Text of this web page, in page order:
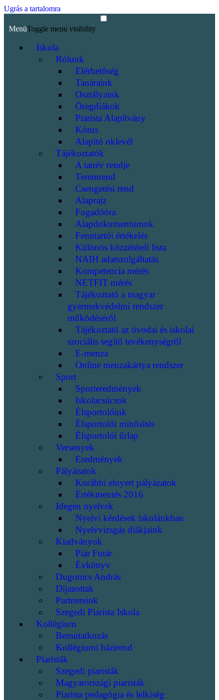
Ugrás a tartalomra
MenüToggle menu visibility
Iskola
Rólunk
Elérhetőség
Tanáraink
Osztályaink
Öregdiákok
Piarista Alapítvány
Kórus
Alapító oklevél
Tájékoztatók
A tanév rendje
Teremrend
Csengetési rend
Alaprajz
Fogadóóra
Alapdokumentumok
Fenntartói értékelés
Különös közzétételi lista
NAIH adatszolgáltatás
Kompetencia mérés
NETFIT mérés
Tájékoztató a magyar
gyermekvédelmi rendszer
működéséről
Tájékoztató az óvodai és iskolai
szociális segítő tevékenységről
E-menza
Online menzakártya rendszer
Sport
Sporteredmények
Iskolacsúcsok
Élsportolóink
Élsportolói minősítés
Élsportolói űrlap
Versenyek
Eredmények
Pályázatok
Korábbi elnyert pályázatok
Értékmentés 2016
Idegen nyelvek
Nyelvi kérdések iskolánkban
Nyelvvizsgás diákjaink
Kiadványok
Piár Futár
Évkönyv
Dugonics András
Díjazottak
Partnereink
Szegedi Piarista Iskola
Kollégium
Bemutatkozás
Kollégiumi házirend
Piaristák
Szegedi piaristák
Magyarországi piaristák
Piarista pedagógia és lelkiség